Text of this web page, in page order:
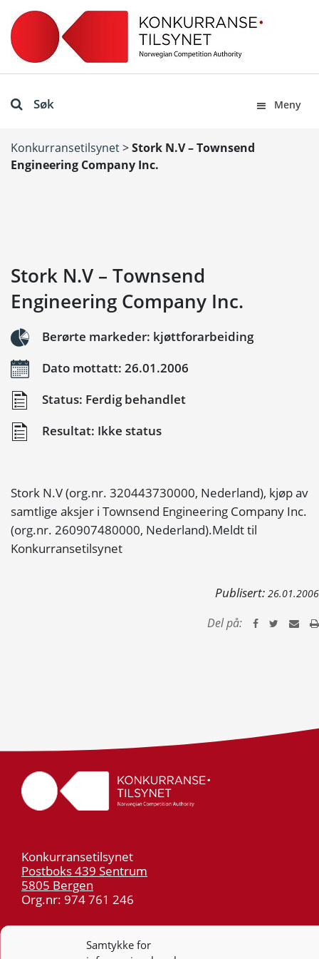
Samtykke for
Søk Meny
Konkurransetilsynet>Stork N.V – Townsend
Engineering Company Inc.
Stork N.V – Townsend
Engineering Company Inc.
Berørte markeder: kjøttforarbeiding
Dato mottatt: 26.01.2006
Status: Ferdig behandlet
Resultat: Ikke status
Stork N.V (org.nr. 320443730000, Nederland), kjøp av
samtlige aksjer i Townsend Engineering Company Inc.
(org.nr. 260907480000, Nederland).Meldt til
Konkurransetilsynet
Publisert: 26.01.2006
Del på:
Konkurransetilsynet
Postboks 439 Sentrum
5805 Bergen
Org.nr: 974 761 246
55 59 75 00
post@kt.no